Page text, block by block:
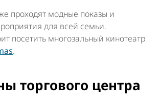
проходят модные показы и
для всей семьи.
посетить многозальный кинотеатр
.
торгового центра